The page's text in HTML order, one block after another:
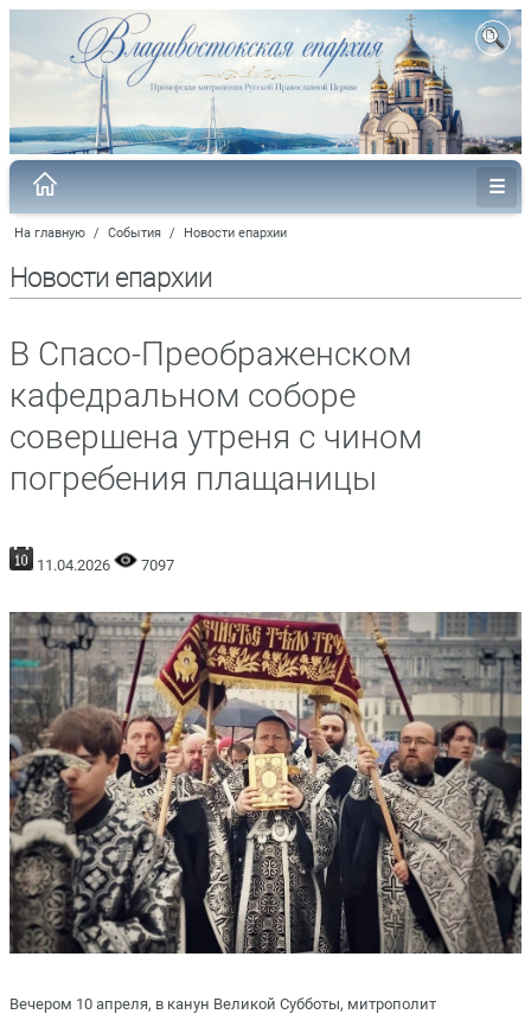
На главную / События / Новости епархии
Новости епархии
В Спасо-Преображенском
кафедральном соборе
совершена утреня с чином
погребения плащаницы
11.04.2026 7097
Вечером 10 апреля, в канун Великой Субботы, митрополит